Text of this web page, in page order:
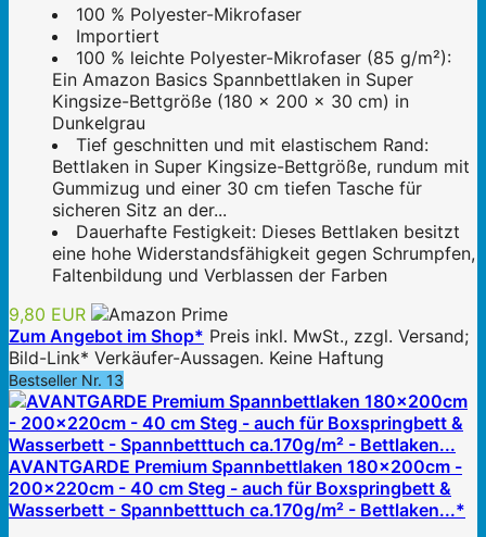
100 % Polyester-Mikrofaser
Importiert
100 % leichte Polyester-Mikrofaser (85 g/m²):
Ein Amazon Basics Spannbettlaken in Super
Kingsize-Bettgröße (180 x 200 x 30 cm) in
Dunkelgrau
Tief geschnitten und mit elastischem Rand:
Bettlaken in Super Kingsize-Bettgröße, rundum mit
Gummizug und einer 30 cm tiefen Tasche für
sicheren Sitz an der...
Dauerhafte Festigkeit: Dieses Bettlaken besitzt
eine hohe Widerstandsfähigkeit gegen Schrumpfen,
Faltenbildung und Verblassen der Farben
9,80 EUR
Zum Angebot im Shop* Preis inkl. MwSt., zzgl. Versand;
Bild-Link* Verkäufer-Aussagen. Keine Haftung
Bestseller Nr. 13
AVANTGARDE Premium Spannbettlaken 180x200cm -
200x220cm - 40 cm Steg - auch für Boxspringbett &
Wasserbett - Spannbetttuch ca.170g/m² - Bettlaken...*